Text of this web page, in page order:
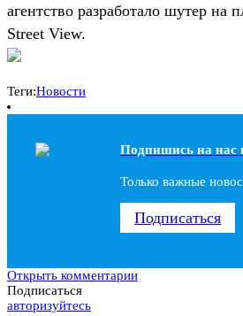
агентство разработало шутер на
Street View.
Теги:Новости
Подпишись на наc
Только важные
Подписаться
Открыть комментарии
Подписаться
авторизуйтесь